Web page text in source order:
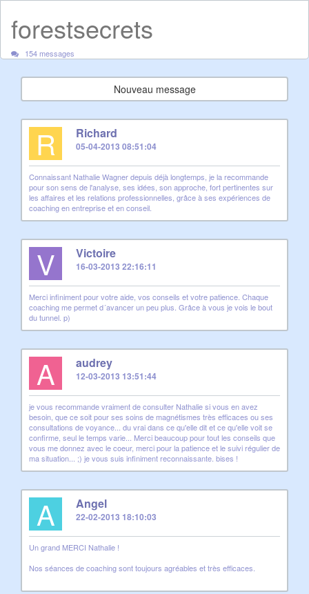
forestsecrets
154 messages
Nouveau message
R Richard
05-04-2013 08:51:04
Connaissant Nathalie Wagner depuis déjà longtemps, je la recommande
pour son sens de l'analyse, ses idées, son approche, fort pertinentes sur
les affaires et les relations professionnelles, grâce à ses expériences de
coaching en entreprise et en conseil.
V Victoire
16-03-2013 22:16:11
Merci infiniment pour votre aide, vos conseils et votre patience. Chaque
coaching me permet d´avancer un peu plus. Grâce à vous je vois le bout
du tunnel. p)
A audrey
12-03-2013 13:51:44
je vous recommande vraiment de consulter Nathalie si vous en avez
besoin, que ce soit pour ses soins de magnétismes très efficaces ou ses
consultations de voyance... du vrai dans ce qu'elle dit et ce qu'elle voit se
confirme, seul le temps varie... Merci beaucoup pour tout les conseils que
vous me donnez avec le coeur, merci pour la patience et le suivi régulier de
ma situation... ;) je vous suis infiniment reconnaissante. bises !
A Angel
22-02-2013 18:10:03
Un grand MERCI Nathalie !
Nos séances de coaching sont toujours agréables et très efficaces.